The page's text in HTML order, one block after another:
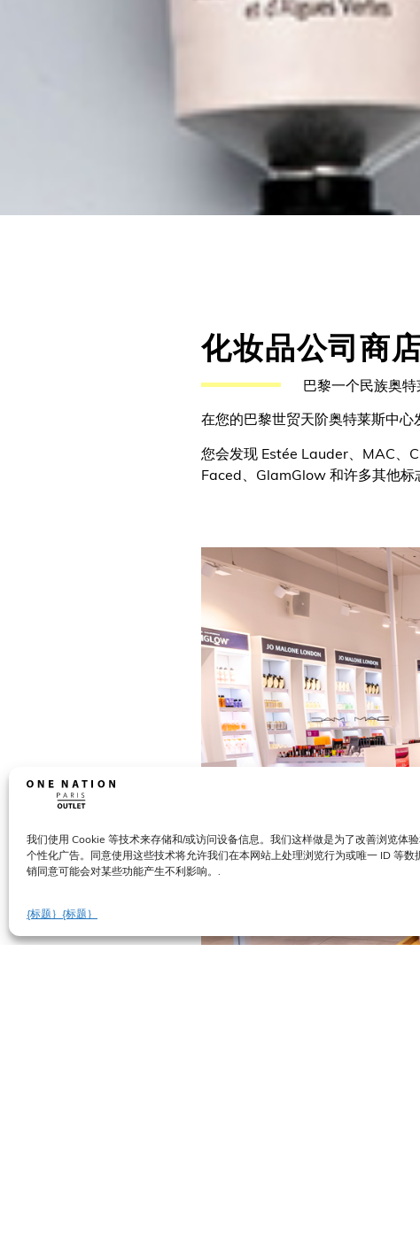
我们使用 Cookie 等技术来存储和/或访问设备信息。我们这样做是为了改善浏览体验
个性化广告。同意使用这些技术将允许我们在本网站上处理浏览行为或唯一 ID 等数
销同意可能会对某些功能产生不利影响。.
{标题｝ {标题｝
化妆品公司商店
巴黎一个民族奥特
在您的巴黎世贸天阶奥特莱斯中
您会发现 Estée Lauder、MAC、
Faced、GlamGlow 和许多其他标